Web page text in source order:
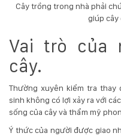
Cây trồng trong nhà phải
giúp cây
Vai trò của
cây.
Thường xuyên kiểm tra thay
sinh không có lợi xảy ra với
sống của cây và thẩm mỹ
Ý thức của người được giao